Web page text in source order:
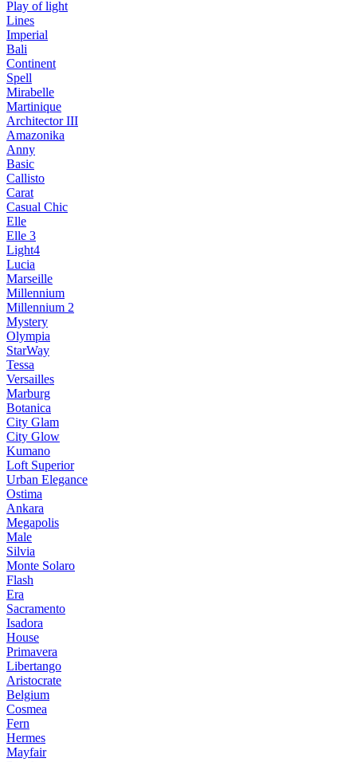
Play of light
Lines
Imperial
Bali
Continent
Spell
Mirabelle
Martinique
Architector III
Amazonika
Anny
Basic
Callisto
Carat
Casual Chic
Elle
Elle 3
Light4
Lucia
Marseille
Millennium
Millennium 2
Mystery
Olympia
StarWay
Tessa
Versailles
Marburg
Botanica
City Glam
City Glow
Kumano
Loft Superior
Urban Elegance
Ostima
Ankara
Megapolis
Male
Silvia
Monte Solaro
Flash
Era
Sacramento
Isadora
House
Primavera
Libertango
Aristocrate
Belgium
Cosmea
Fern
Hermes
Mayfair